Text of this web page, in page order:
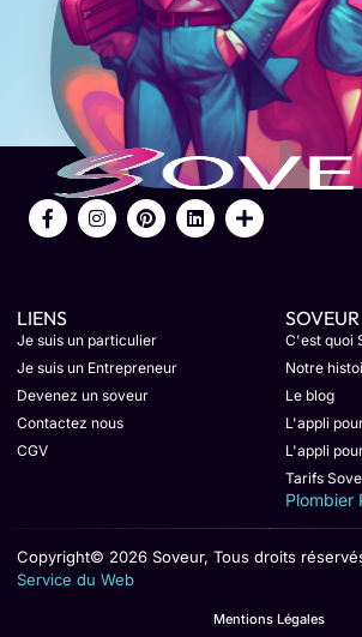
LIENS
Je suis un particulier
Je suis un Entrepreneur
Devenez un soveur
Contactez nous
CGV
SOVEUR
C'est quoi
Notre
Le blog
L'appli
L'appli
Tarifs
Plombier
Copyright© 2026 Soveur, Tous droits
Service du Web
Mentions Légales